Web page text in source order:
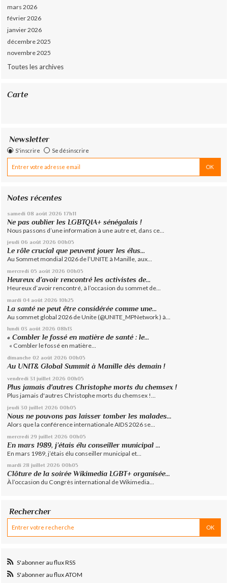
mars 2026
février 2026
janvier 2026
décembre 2025
novembre 2025
Toutes les archives
Carte
Newsletter
S'inscrire Se désinscrire
Notes récentes
samedi 08 août 2026 17h11
Ne pas oublier les LGBTQIA+ sénégalais !
Nous passons d’une information à une autre et, dans ce...
jeudi 06 août 2026 00h05
Le rôle crucial que peuvent jouer les élus...
Au Sommet mondial 2026 de l’UNITE à Manille, aux...
mercredi 05 août 2026 00h05
Heureux d’avoir rencontré les activistes de...
Heureux d’avoir rencontré, à l’occasion du sommet de...
mardi 04 août 2026 10h25
La santé ne peut être considérée comme une...
Au sommet global 2026 de Unite (@UNITE_MPNetwork ) à...
lundi 03 août 2026 08h13
« Combler le fossé en matière de santé : le...
« Combler le fossé en matière...
dimanche 02 août 2026 00h05
Au UNIT& Global Summit à Manille dès demain !
vendredi 31 juillet 2026 00h05
Plus jamais d'autres Christophe morts du chemsex !
Plus jamais d'autres Christophe morts du chemsex !...
jeudi 30 juillet 2026 00h05
Nous ne pouvons pas laisser tomber les malades...
Alors que la conférence internationale AIDS 2026 se...
mercredi 29 juillet 2026 00h05
En mars 1989, j’étais élu conseiller municipal ...
En mars 1989, j’étais élu conseiller municipal et...
mardi 28 juillet 2026 00h05
Clôture de la soirée Wikimedia LGBT+ organisée...
À l’occasion du Congrès international de Wikimedia...
Rechercher
S'abonner au flux RSS
S'abonner au flux ATOM